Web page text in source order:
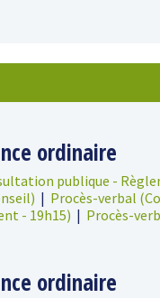
ordinaire
publique -
| Procès-verbal
- 19h15) | Procès-
ordinaire